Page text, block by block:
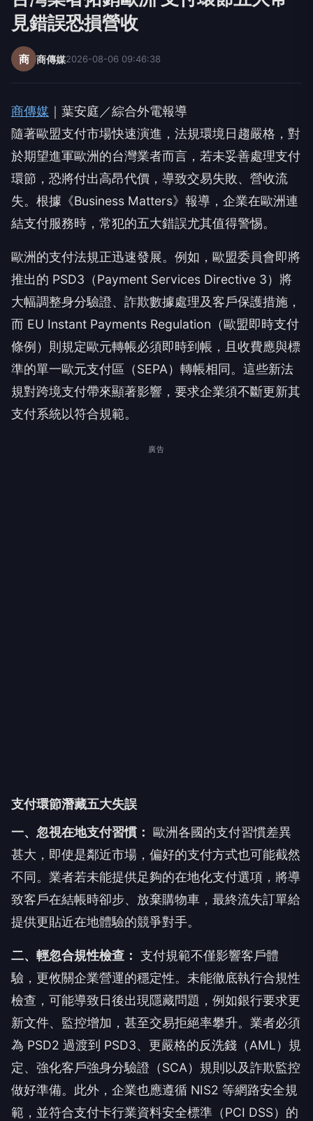
見錯誤恐損營收
商 商傳媒2026-08-06 09:46:38
商傳媒 ｜葉安庭／綜合外電報導
隨著歐盟支付市場快速演進，法規環境日趨嚴格，對
於期望進軍歐洲的台灣業者而言，若未妥善處理支付
環節，恐將付出高昂代價，導致交易失敗、營收流
失。根據《Business Matters》報導，企業在歐洲連
結支付服務時，常犯的五大錯誤尤其值得警惕。
歐洲的支付法規正迅速發展。例如，歐盟委員會即將
推出的 PSD3（Payment Services Directive 3）將
大幅調整身分驗證、詐欺數據處理及客戶保護措施，
而 EU Instant Payments Regulation（歐盟即時支付
條例）則規定歐元轉帳必須即時到帳，且收費應與標
準的單一歐元支付區（SEPA）轉帳相同。這些新法
規對跨境支付帶來顯著影響，要求企業須不斷更新其
支付系統以符合規範。
廣告
支付環節潛藏五大失誤
一、忽視在地支付習慣： 歐洲各國的支付習慣差異
甚大，即使是鄰近市場，偏好的支付方式也可能截然
不同。業者若未能提供足夠的在地化支付選項，將導
致客戶在結帳時卻步、放棄購物車，最終流失訂單給
提供更貼近在地體驗的競爭對手。
二、輕忽合規性檢查： 支付規範不僅影響客戶體
驗，更攸關企業營運的穩定性。未能徹底執行合規性
檢查，可能導致日後出現隱藏問題，例如銀行要求更
新文件、監控增加，甚至交易拒絕率攀升。業者必須
為 PSD2 過渡到 PSD3、更嚴格的反洗錢（AML）規
定、強化客戶強身分驗證（SCA）規則以及詐欺監控
做好準備。此外，企業也應遵循 NIS2 等網路安全規
範，並符合支付卡行業資料安全標準（PCI DSS）的